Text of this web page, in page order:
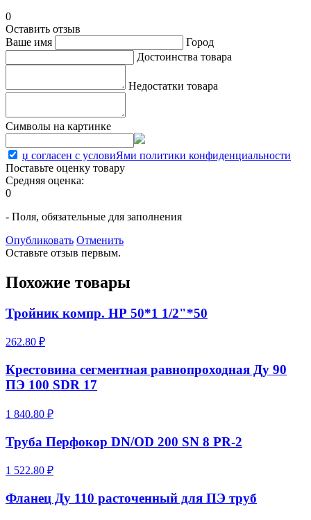
0
Оставить отзыв
Ваше имя
Город
Достоинства товара
Недостатки товара
Символы на картинке
џ согласен с условиЯми политики конфиденциальности
Поставьте оценку товару
Средняя оценка:
0
- Поля, обязательные для заполнения
Опубликовать Отменить
Оставьте отзыв первым.
Похожие товары
Тройник компр. НР 50*1 1/2"*50
262.80 ₽
Крестовина сегментная равнопроходная Ду 90
ПЭ 100 SDR 17
1 840.80 ₽
Труба Перфокор DN/OD 200 SN 8 PR-2
1 522.80 ₽
Фланец Ду 110 расточенный для ПЭ труб